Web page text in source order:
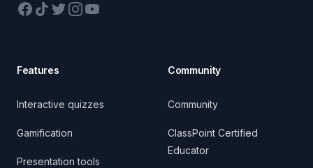
Facebook
TikTokTwitterInstagram
YouTube
Features
Interactive quizzes
Gamification
Presentation tools
Community
Community
ClassPoint Certified
Educator